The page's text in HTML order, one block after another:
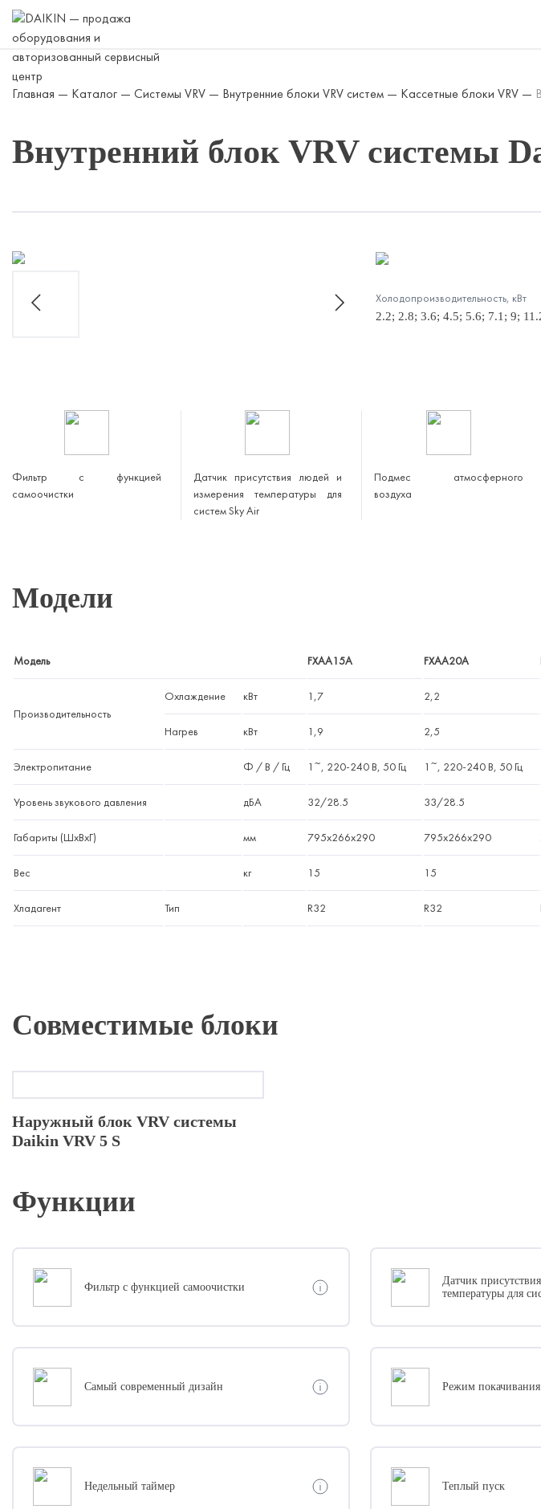
Skip
content
Главная — Каталог — Системы VRV — Внутренние блоки VRV систем — Кассетные блоки VRV —
Внутренний блок VRV системы
Холодопроизводительность, кВт
2.2; 2.8; 3.6; 4.5; 5.6; 7.1; 9;
Фильтр с функцией
самоочистки
Датчик присутствия людей и
измерения температуры для
систем Sky Air
Подмес атмосферного
воздуха
Модели
Модель FXAA15A FXAA20A
Производительность
Охлаждение кВт 1,7 2,2
Нагрев кВт 1,9 2,5
Электропитание Ф / В / Гц 1~, 220-240 В, 50 Гц 1~, 220-240 В, 50 Гц
Уровень звукового давления дБА 32/28.5 33/28.5
Габариты (ШхВхГ) мм 795x266x290 795x266x290
Вес кг 15 15
Хладагент Тип R32 R32
Совместимые блоки
Наружный блок VRV системы
Daikin VRV 5 S
Функции
Фильтр с функцией самоочистки
Датчик
температуры для
Самый современный дизайн Режим покачивания
Недельный таймер Теплый пуск